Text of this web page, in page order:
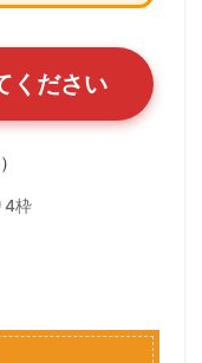
ください
4枠